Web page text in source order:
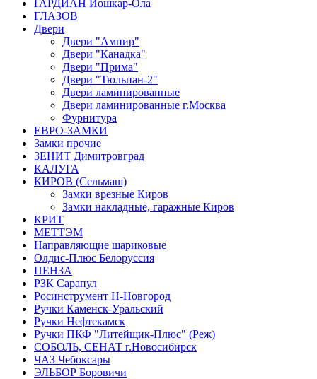
ГАРДИАН Йошкар-Ола
ГЛАЗОВ
Двери
Двери "Ампир"
Двери "Канадка"
Двери "Прима"
Двери "Тюльпан-2"
Двери ламинированные
Двери ламинированные г.Москва
Фурнитура
ЕВРО-ЗАМКИ
Замки прочие
ЗЕНИТ Димитровград
КАЛУГА
КИРОВ (Сельмаш)
Замки врезные Киров
Замки накладные, гаражные Киров
КРИТ
МЕТТЭМ
Направляющие шариковые
Олдис-Плюс Белоруссия
ПЕНЗА
РЗК Сарапул
Росинструмент Н-Новгород
Ручки Каменск-Уральский
Ручки Нефтекамск
Ручки ПКФ "Литейщик-Плюс" (Реж)
СОБОЛЬ, СЕНАТ г.Новосибирск
ЧАЗ Чебоксары
ЭЛЬБОР Боровичи